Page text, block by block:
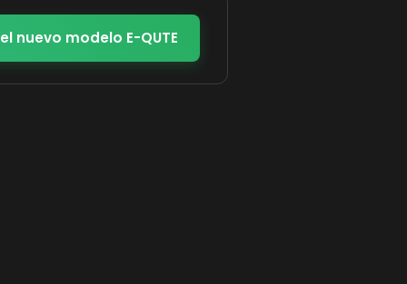
nuevo modelo E-QUTE